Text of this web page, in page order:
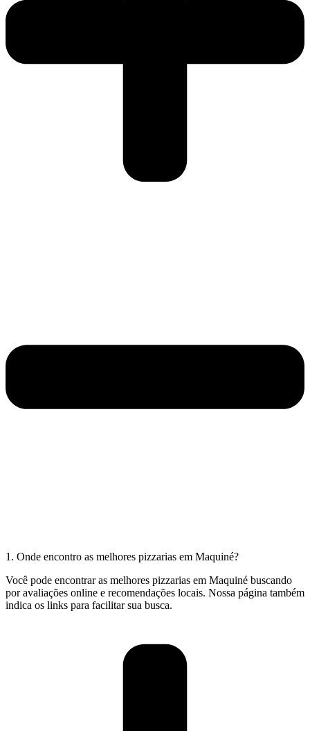
1. Onde encontro as melhores pizzarias em Maquiné?
Você pode encontrar as melhores pizzarias em Maquiné buscando
por avaliações online e recomendações locais. Nossa página também
indica os links para facilitar sua busca.